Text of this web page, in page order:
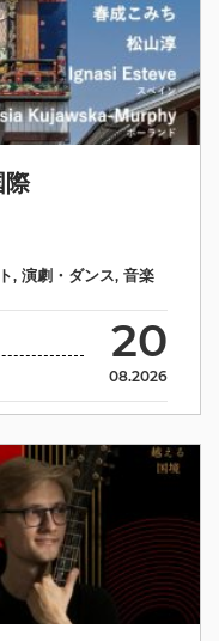
際
20
08.2026
, 演劇・ダンス, 音楽